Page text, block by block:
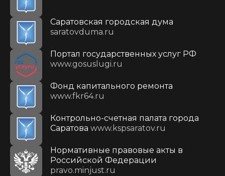
Саратовская городская дума
saratovduma.ru
Портал государственных услуг РФ
www.gosuslugi.ru
Фонд капитального ремонта
www.fkr64.ru
Контрольно-счетная палата города
Саратова www.kspsaratov.ru
Нормативные правовые акты в
Российской Федерации
pravo.minjust.ru